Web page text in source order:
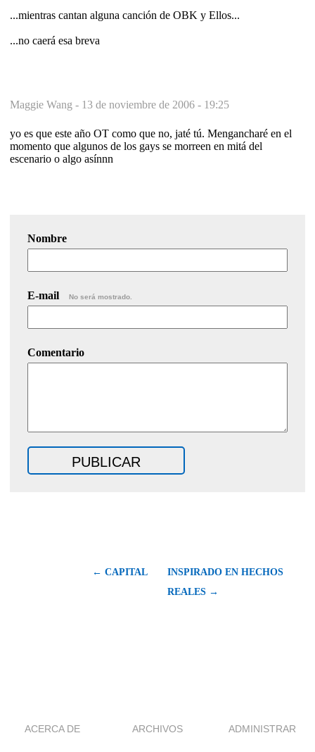
...mientras cantan alguna canción de OBK y Ellos...
...no caerá esa breva
Maggie Wang - 13 de noviembre de 2006 - 19:25
yo es que este año OT como que no, jaté tú. Mengancharé en el
momento que algunos de los gays se morreen en mitá del
escenario o algo asínnn
Nombre
E-mail No será mostrado.
Comentario
← CAPITAL
INSPIRADO EN HECHOS
REALES →
ACERCA DE ARCHIVOS ADMINISTRAR